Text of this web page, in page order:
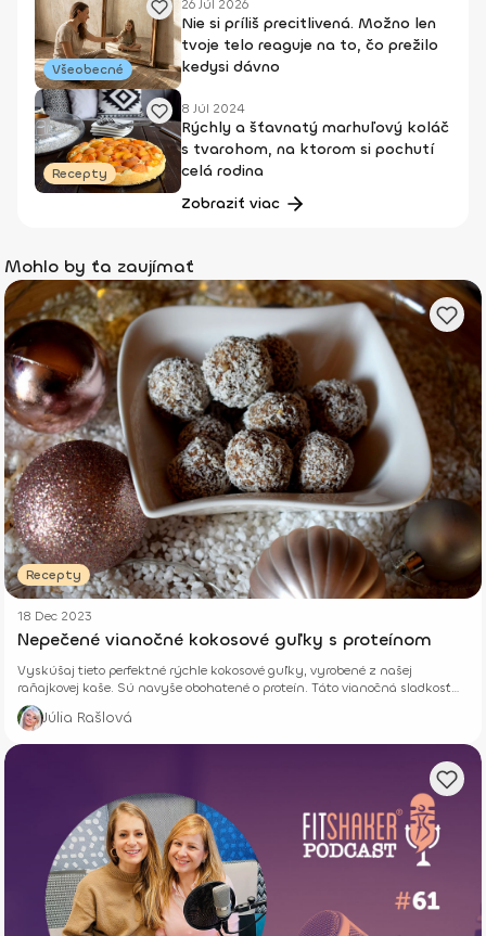
Všeobecné
26 Júl 2026
Nie si príliš precitlivená. Možno len
tvoje telo reaguje na to, čo prežilo
kedysi dávno
Recepty
8 Júl 2024
Rýchly a šťavnatý marhuľový koláč
s tvarohom, na ktorom si pochutí
celá rodina
Zobraziť viac
Mohlo by ťa zaujímať
Recepty
18 Dec 2023
Nepečené vianočné kokosové guľky s proteínom
Vyskúšaj tieto perfektné rýchle kokosové guľky, vyrobené z našej
raňajkovej kaše. Sú navyše obohatené o proteín. Táto vianočná sladkosť
zaručene zachutí celej rodine.
Júlia Rašlová